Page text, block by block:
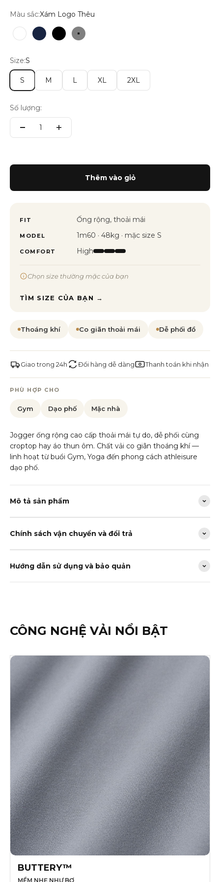
Màu sắc:Xám Logo Thêu
TrắngBlazer NavyĐen Logo Thêu
Xám Logo Thêu
Size:S
S M L XL 2XL
Số lượng:
Thêm vào giỏ
FIT Ống rộng, thoải mái
MODEL 1m60 · 48kg · mặc size S
COMFORT High
Chọn size thường mặc của bạn
TÌM SIZE CỦA BẠN →
Thoáng khí Co giãn thoải mái Dễ phối đồ
Giao trong 24h Đổi hàng dễ dàng Thanh toán khi nhận
PHÙ HỢP CHO
Gym Dạo phố Mặc nhà
Jogger ống rộng cao cấp thoải mái tự do, dễ phối cùng
croptop hay áo thun ôm. Chất vải co giãn thoáng khí —
linh hoạt từ buổi Gym, Yoga đến phong cách athleisure
dạo phố.
Mô tả sản phẩm
Chính sách vận chuyển và đổi trả
Hướng dẫn sử dụng và bảo quản
CÔNG NGHỆ VẢI NỔI BẬT
BUTTERY™
MỀM NHẸ NHƯ BƠ